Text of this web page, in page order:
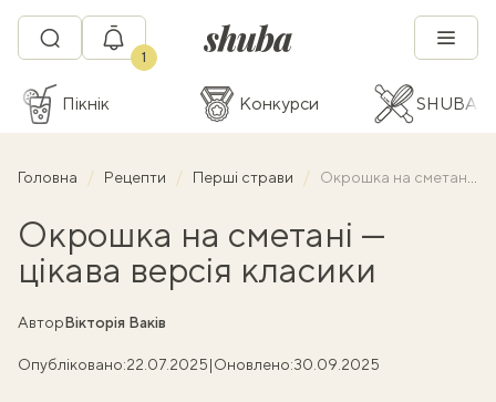
1
Пікнік Конкурси SHUBA
Головна Рецепти Перші страви Окрошка на сметані — цікава версія класики
Окрошка на сметані —
цікава версія класики
АвторВікторія Ваків
Опубліковано:22.07.2025|Оновлено:30.09.2025